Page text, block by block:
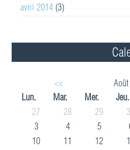
avril 2014 (3)
<<
Lun.
Mar. Mer. Jeu.
27
28 29
3
4 5
10
11 12